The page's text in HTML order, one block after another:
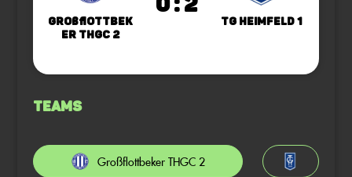
Großflottbek
er THGC 2
TG Heimfeld 1
Teams
Großflottbeker THGC 2